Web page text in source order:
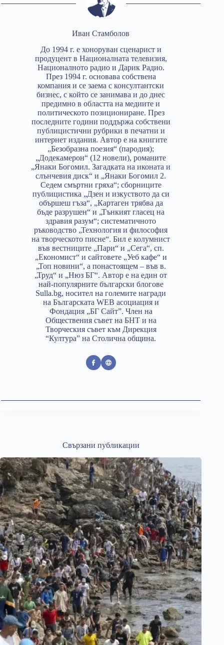
Иван Стамболов
До 1994 г. е хоноруван сценарист и
продуцент в Националната телевизия,
Националното радио и Дарик Радио.
През 1994 г. основава собствена
компания и се заема с консултантски
бизнес, с който се занимава и до днес
предимно в областта на медиите и
политическото позициониране. През
последните години поддържа собствени
публицистични рубрики в печатни и
интернет издания. Автор е на книгите
„Безобразна поезия“ (пародия);
„Додекамерон“ (12 новели), романите
„Янаки Богомил. Загадката на иконата и
слънчевия диск“ и „Янаки Богомил 2.
Седем смъртни гряха“; сборниците
публицистика „Дзен и изкуството да си
обършеш гъза“, „Картаген трябва да
бъде разрушен“ и „Тънкият гласец на
здравия разум“; систематичното
ръководство „Технология и философия
на творческото писне“. Бил е колумнист
във вестниците „Пари“ и „Сега“, сп.
„Економист“ и сайтовете „Уеб кафе“ и
„Топ новини“, а понастоящем – във в.
„Труд“ и „Нюз БГ“. Автор е на един от
най-популярните български блогове
Sulla.bg, носител на големите награди
на Българската WEB асоциация и
Фондация „БГ Сайт”. Член на
Обществения съвет на БНТ и на
Творческия съвет към Дирекция
“Култура” на Столична община.
Свързани публикации